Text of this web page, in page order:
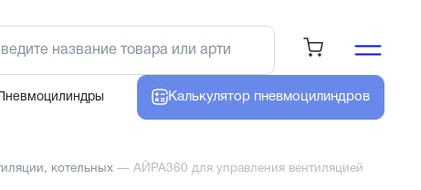
Пневмоцилиндры Калькулятор пневмоцилиндров
котельных — АЙРА360 для управления вентиляцией